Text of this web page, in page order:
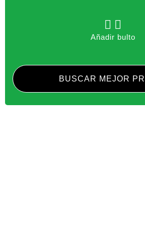
Añadir bulto
BUSCAR MEJOR